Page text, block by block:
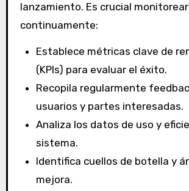
lanzamiento. Es crucial
continuamente:
Establece métricas clave de
(KPIs) para evaluar el éxito.
Recopila regularmente
usuarios y partes interesadas.
Analiza los datos de uso y
sistema.
Identifica cuellos de botella y
mejora.